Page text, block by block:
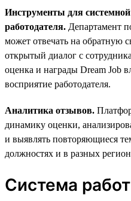
Инструменты для
работодателя. Департамент
может отвечать на обратную
открытый диалог с
оценка и награды Dream Job
восприятие работодателя.
Аналитика отзывов.
динамику оценки,
и выявлять повторяющиеся
должностях и в разных
Система